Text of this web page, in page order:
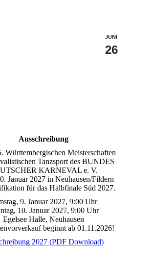
JUNI
26
Ausschreibung
Württembergischen Meisterschaften
Tanzsport des BUNDES
KARNEVAL e. V.
Januar 2027 in Neuhausen/Fildern
für das Halbfinale Süd 2027.
9. Januar 2027, 9:00 Uhr
10. Januar 2027, 9:00 Uhr
Egelsee Halle, Neuhausen
beginnt ab 01.11.2026!
2027 (PDF Download)